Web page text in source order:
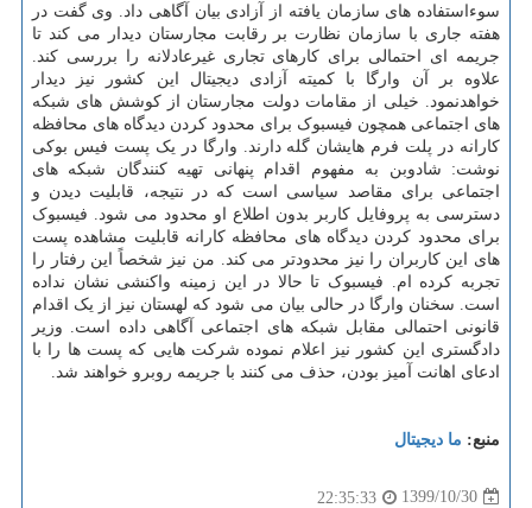
سوءاستفاده های سازمان یافته از آزادی بیان آگاهی داد. وی گفت در
هفته جاری با سازمان نظارت بر رقابت مجارستان دیدار می کند تا
جریمه ای احتمالی برای کارهای تجاری غیرعادلانه را بررسی کند.
علاوه بر آن وارگا با کمیته آزادی دیجیتال این کشور نیز دیدار
خواهدنمود. خیلی از مقامات دولت مجارستان از کوشش های شبکه
های اجتماعی همچون فیسبوک برای محدود کردن دیدگاه های محافظه
کارانه در پلت فرم هایشان گله دارند. وارگا در یک پست فیس بوکی
نوشت: شادوبن به مفهوم اقدام پنهانی تهیه کنندگان شبکه های
اجتماعی برای مقاصد سیاسی است که در نتیجه، قابلیت دیدن و
دسترسی به پروفایل کاربر بدون اطلاع او محدود می شود. فیسبوک
برای محدود کردن دیدگاه های محافظه کارانه قابلیت مشاهده پست
های این کاربران را نیز محدودتر می کند. من نیز شخصاً این رفتار را
تجربه کرده ام. فیسبوک تا حالا در این زمینه واکنشی نشان نداده
است. سخنان وارگا در حالی بیان می شود که لهستان نیز از یک اقدام
قانونی احتمالی مقابل شبکه های اجتماعی آگاهی داده است. وزیر
دادگستری این کشور نیز اعلام نموده شرکت هایی که پست ها را با
ادعای اهانت آمیز بودن، حذف می کنند با جریمه روبرو خواهند شد.
منبع: ما دیجیتال
1399/10/30
22:35:33